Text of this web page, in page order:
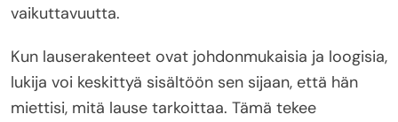
vaikuttavuutta.
Kun lauserakenteet ovat johdonmukaisia ja loogisia,
lukija voi keskittyä sisältöön sen sijaan, että hän
miettisi, mitä lause tarkoittaa. Tämä tekee